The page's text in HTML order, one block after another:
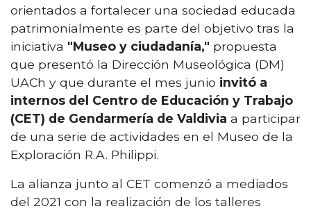
orientados a fortalecer una sociedad educada
patrimonialmente es parte del objetivo tras la
iniciativa "Museo y ciudadanía," propuesta
que presentó la Dirección Museológica (DM)
UACh y que durante el mes junio invitó a
internos del Centro de Educación y Trabajo
(CET) de Gendarmería de Valdivia a participar
de una serie de actividades en el Museo de la
Exploración R.A. Philippi.
La alianza junto al CET comenzó a mediados
del 2021 con la realización de los talleres